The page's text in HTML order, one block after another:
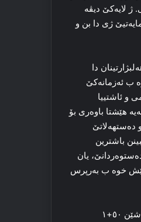
ژ لایەکێ دیڤە
ژی دا بن و
دا
ب ئەزمانەکێ
و ئاشتییا
هێشتا باوەری بۆ
دەستهەلاتێ
باشترین
یان
پێش خوە ب بەرپرس
ب بۆچوونا من دورستبوونا کابینەیا دەهێ یا حوکمەتا هەرێمێ دێ ڤەکێشێت، ژ بەر کو چوو حزب نەشێن ٥٠+١